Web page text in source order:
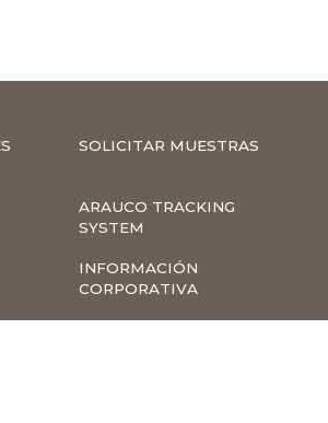
SOLICITAR MUESTRAS
ARAUCO TRACKING
SYSTEM
INFORMACIÓN
CORPORATIVA